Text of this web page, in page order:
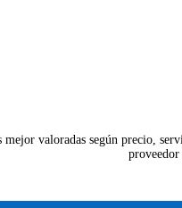
mejor valoradas según precio,
proveedor